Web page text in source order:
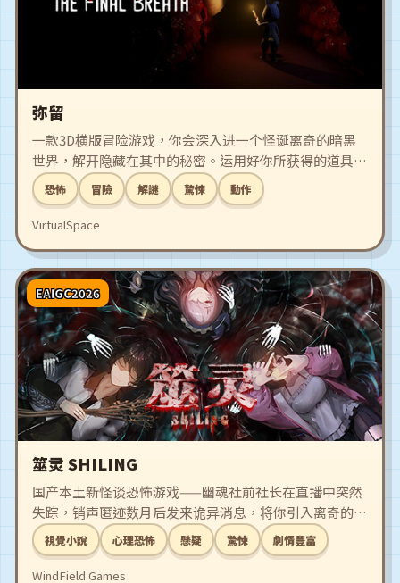
弥留
一款3D横版冒险游戏，你会深入进一个怪诞离奇的暗黑
世界，解开隐藏在其中的秘密。运用好你所获得的道具，
与各种令人掉san的怪物和boss作斗争，挑战极具创意的
解密，探索令人背脊发凉的真相，揭示你的终极命运...
恐怖 冒險 解謎 驚悚 動作
VirtualSpace
EAIGC2026
筮灵 SHILING
国产本土新怪谈恐怖游戏——幽魂社前社长在直播中突然
失踪，销声匿迹数月后发来诡异消息，将你引入离奇的规
则世界。走不出的吞人楼栋、满员即死的午夜巴士、地图
上不存在的村庄，还有勾魂剧院、吃人公司……世界的
“暗面”等待探索，怪谲的谜题等待揭露。
視覺小說 心理恐怖 懸疑 驚悚 劇情豐富
WindField Games